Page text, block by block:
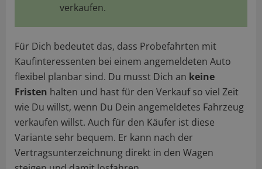
verkaufen.
Für Dich bedeutet das, dass Probefahrten mit
Kaufinteressenten bei einem angemeldeten Auto
flexibel planbar sind. Du musst Dich an keine
Fristen halten und hast für den Verkauf so viel Zeit
wie Du willst, wenn Du Dein angemeldetes Fahrzeug
verkaufen willst. Auch für den Käufer ist diese
Variante sehr bequem. Er kann nach der
Vertragsunterzeichnung direkt in den Wagen